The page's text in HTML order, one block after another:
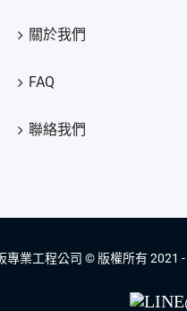
關於我們
FAQ
聯絡我們
專業工程公司 © 版權所有 2021 -
LINE@